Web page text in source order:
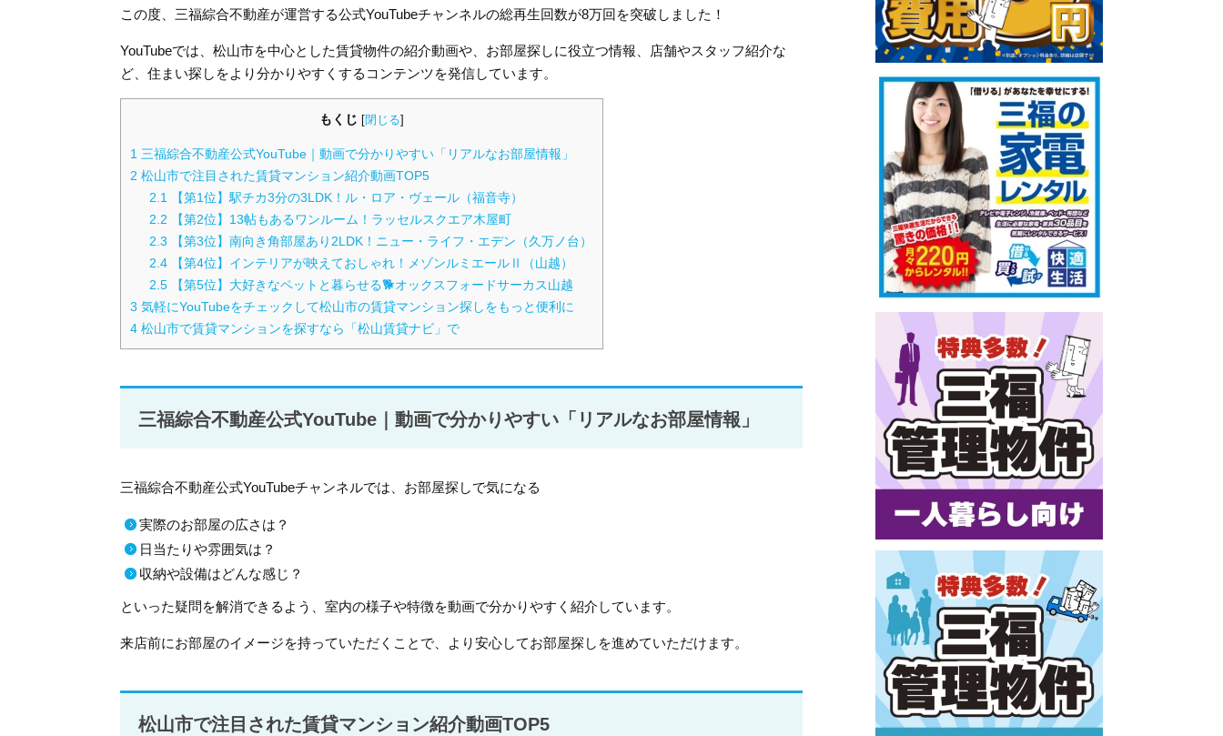
この度、三福綜合不動産が運営する公式YouTubeチャンネルの総再生回数が8万回を突破しました！
YouTubeでは、松山市を中心とした賃貸物件の紹介動画や、お部屋探しに役立つ情報、店舗やスタッフ紹介な
ど、住まい探しをより分かりやすくするコンテンツを発信しています。
もくじ [閉じる]
1 三福綜合不動産公式YouTube｜動画で分かりやすい「リアルなお部屋情報」
2 松山市で注目された賃貸マンション紹介動画TOP5
2.1 【第1位】駅チカ3分の3LDK！ル・ロア・ヴェール（福音寺）
2.2 【第2位】13帖もあるワンルーム！ラッセルスクエア木屋町
2.3 【第3位】南向き角部屋あり2LDK！ニュー・ライフ・エデン（久万ノ台）
2.4 【第4位】インテリアが映えておしゃれ！メゾンルミエールⅡ（山越）
2.5 【第5位】大好きなペットと暮らせる🐕オックスフォードサーカス山越
3 気軽にYouTubeをチェックして松山市の賃貸マンション探しをもっと便利に
4 松山市で賃貸マンションを探すなら「松山賃貸ナビ」で
三福綜合不動産公式YouTube｜動画で分かりやすい「リアルなお部屋情報」
三福綜合不動産公式YouTubeチャンネルでは、お部屋探しで気になる
実際のお部屋の広さは？
日当たりや雰囲気は？
収納や設備はどんな感じ？
といった疑問を解消できるよう、室内の様子や特徴を動画で分かりやすく紹介しています。
来店前にお部屋のイメージを持っていただくことで、より安心してお部屋探しを進めていただけます。
松山市で注目された賃貸マンション紹介動画TOP5